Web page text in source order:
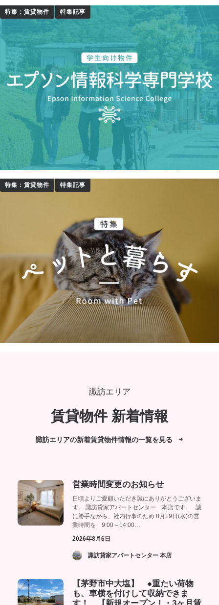
特集：賃貸物件 特集記事
特集：賃貸物件 特集記事
諏訪エリア
賃貸物件 新着情報
諏訪エリアの新着賃貸物件情報の一覧を見る
営業時間変更のお知らせ
日頃よりご愛顧いただき誠にありがとうございま
す。 諏訪貸家アパートセンター 本店です。 誠
に勝手ながら、社内行事のため 8月19日(水)の営
業時間を 9:00～14:00…
2026年8月6日
­ 諏訪貸家アパートセンター 本店
【茅野市中大塩】 ●重たい荷物
も、車横を付けして収納できま